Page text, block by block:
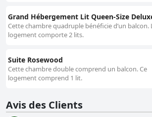
Grand Hébergement Lit Queen-Size
Cette chambre quadruple bénéficie d’un balcon.
logement comporte 2 lits.
Suite Rosewood
Cette chambre double comprend un balcon. Ce
logement comprend 1 lit.
Avis des Clients